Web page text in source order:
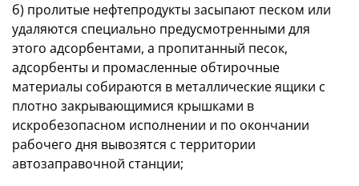
б) пролитые нефтепродукты засыпают песком или
удаляются специально предусмотренными для
этого адсорбентами, а пропитанный песок,
адсорбенты и промасленные обтирочные
материалы собираются в металлические ящики с
плотно закрывающимися крышками в
искробезопасном исполнении и по окончании
рабочего дня вывозятся с территории
автозаправочной станции;